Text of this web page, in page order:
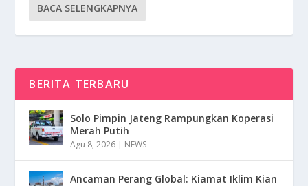
BACA SELENGKAPNYA
BERITA TERBARU
Solo Pimpin Jateng Rampungkan Koperasi
Merah Putih
Agu 8, 2026 | NEWS
Ancaman Perang Global: Kiamat Iklim Kian